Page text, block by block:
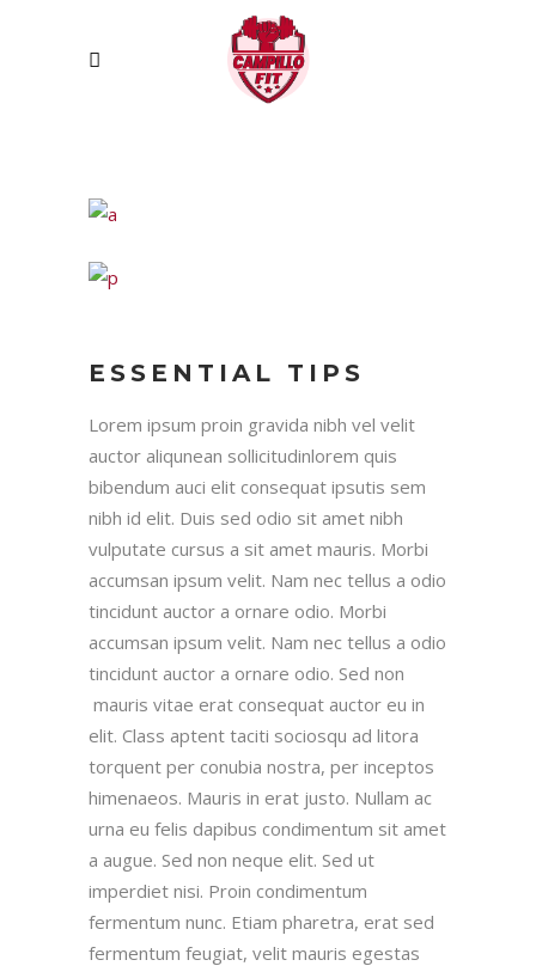
ESSENTIAL TIPS
Lorem ipsum proin gravida nibh vel velit
auctor aliqunean sollicitudinlorem quis
bibendum auci elit consequat ipsutis sem
nibh id elit. Duis sed odio sit amet nibh
vulputate cursus a sit amet mauris. Morbi
accumsan ipsum velit. Nam nec tellus a odio
tincidunt auctor a ornare odio. Morbi
accumsan ipsum velit. Nam nec tellus a odio
tincidunt auctor a ornare odio. Sed non
mauris vitae erat consequat auctor eu in
elit. Class aptent taciti sociosqu ad litora
torquent per conubia nostra, per inceptos
himenaeos. Mauris in erat justo. Nullam ac
urna eu felis dapibus condimentum sit amet
a augue. Sed non neque elit. Sed ut
imperdiet nisi. Proin condimentum
fermentum nunc. Etiam pharetra, erat sed
fermentum feugiat, velit mauris egestas